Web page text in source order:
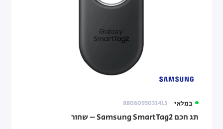
במלאי 8806095031415
תג חכם Samsung SmartTag2 – שחור